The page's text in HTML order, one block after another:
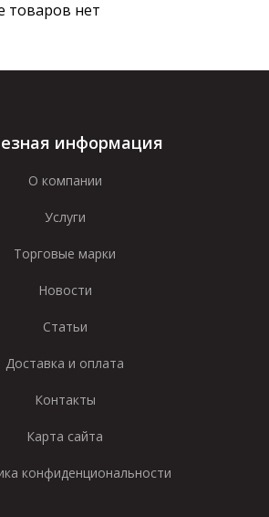
товаров нет
информация
О компании
Услуги
Торговые марки
Новости
Статьи
Доставка и оплата
Контакты
Карта сайта
конфиденциональности